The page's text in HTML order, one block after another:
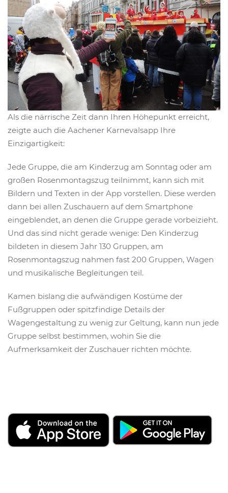
Als die närrische Zeit dann Ihren Höhepunkt erreicht,
zeigte auch die Aachener Karnevalsapp Ihre
Einzigartigkeit:
Jede Gruppe, die am Kinderzug am Sonntag oder am
großen Rosenmontagszug teilnimmt, kann sich mit
Bildern und Texten in der App vorstellen. Diese werden
dann bei allen Zuschauern auf dem Smartphone
eingeblendet, an denen die Gruppe gerade vorbeizieht.
Und das sind nicht gerade wenige: Den Kinderzug
bildeten in diesem Jahr 130 Gruppen, am
Rosenmontagszug nahmen fast 200 Gruppen, Wagen
und musikalische Begleitungen teil.
Kamen bislang die aufwändigen Kostüme der
Fußgruppen oder spitzfindige Details der
Wagengestaltung zu wenig zur Geltung, kann nun jede
Gruppe selbst bestimmen, wohin Sie die
Aufmerksamkeit der Zuschauer richten möchte.